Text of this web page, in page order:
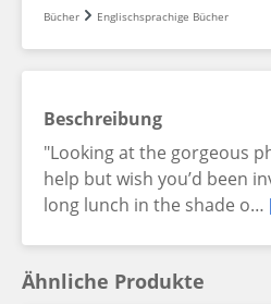
Bücher
Englischsprachige Bücher
Beschreibung
"Looking at the gorgeous
help but wish you’d been
long lunch in the shade o…
Ähnliche Produkte